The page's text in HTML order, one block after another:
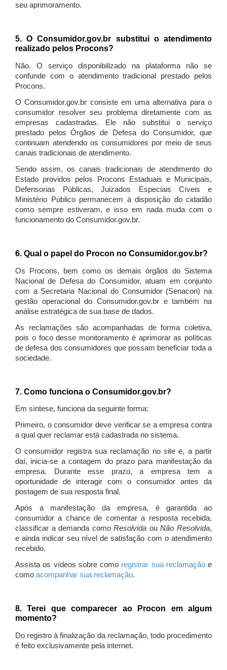
seu aprimoramento.
5. O Consumidor.gov.br substitui o atendimento
realizado pelos Procons?
Não. O serviço disponibilizado na plataforma não se
confunde com o atendimento tradicional prestado pelos
Procons.
O Consumidor.gov.br consiste em uma alternativa para o
consumidor resolver seu problema diretamente com as
empresas cadastradas. Ele não substitui o serviço
prestado pelos Órgãos de Defesa do Consumidor, que
continuam atendendo os consumidores por meio de seus
canais tradicionais de atendimento.
Sendo assim, os canais tradicionais de atendimento do
Estado providos pelos Procons Estaduais e Municipais,
Defensorias Públicas, Juizados Especiais Cíveis e
Ministério Público permanecem à disposição do cidadão
como sempre estiveram, e isso em nada muda com o
funcionamento do Consumidor.gov.br.
6. Qual o papel do Procon no Consumidor.gov.br?
Os Procons, bem como os demais órgãos do Sistema
Nacional de Defesa do Consumidor, atuam em conjunto
com a Secretaria Nacional do Consumidor (Senacon) na
gestão operacional do Consumidor.gov.br e também na
análise estratégica de sua base de dados.
As reclamações são acompanhadas de forma coletiva,
pois o foco desse monitoramento é aprimorar as políticas
de defesa dos consumidores que possam beneficiar toda a
sociedade.
7. Como funciona o Consumidor.gov.br?
Em síntese, funciona da seguinte forma:
Primeiro, o consumidor deve verificar se a empresa contra
a qual quer reclamar está cadastrada no sistema.
O consumidor registra sua reclamação no site e, a partir
daí, inicia-se a contagem do prazo para manifestação da
empresa. Durante esse prazo, a empresa tem a
oportunidade de interagir com o consumidor antes da
postagem de sua resposta final.
Após a manifestação da empresa, é garantida ao
consumidor a chance de comentar a resposta recebida,
classificar a demanda comoResolvida ouNão Resolvida,
e ainda indicar seu nível de satisfação com o atendimento
recebido.
Assista os vídeos sobre como registrar sua reclamaçãoe
como acompanhar sua reclamação.
8. Terei que comparecer ao Procon em algum
momento?
Do registro à finalização da reclamação, todo procedimento
é feito exclusivamente pela internet.